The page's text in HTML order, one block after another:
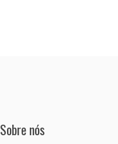
Sobre nós